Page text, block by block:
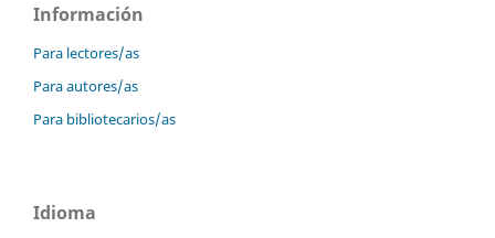
Información
Para lectores/as
Para autores/as
Para bibliotecarios/as
Idioma